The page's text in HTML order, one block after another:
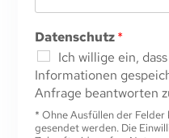
m
e
Datenschutz*
Ich willige ein,
Informationen
Anfrage beantworten
* Ohne Ausfüllen der
gesendet werden. Die